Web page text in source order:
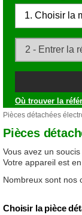
1. Choisir la
Où trouver la
Pièces détachées
Pièces
Vous avez un
Votre appareil est
Nombreux sont nos
Choisir la pièce